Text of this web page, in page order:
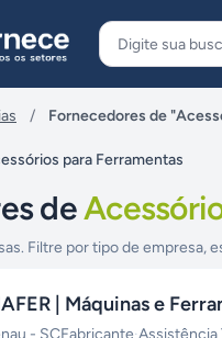
/ Fornecedores de
para Ferramentas
de
Filtre por tipo de empresa,
| Máquinas e
- SCFabricante·Assistência